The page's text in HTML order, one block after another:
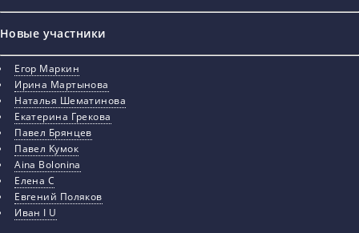
Новые участники
Егор Маркин
Ирина Мартынова
Наталья Шематинова
Екатерина Грекова
Павел Брянцев
Павел Кумок
Aina Bolonina
Елена С
Евгений Поляков
Иван I U